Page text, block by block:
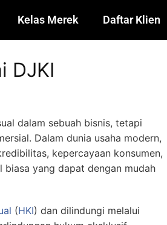
Kelas Merek Daftar Klien
DJKI
dalam sebuah bisnis, tetapi
Dalam dunia usaha modern,
kepercayaan konsumen,
biasa yang dapat dengan mudah
(HKI) dan dilindungi melalui